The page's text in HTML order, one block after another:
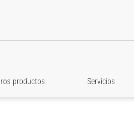
productos Servicios